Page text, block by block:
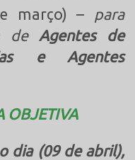
março) – para
de Agentes de
e Agentes
OBJETIVA
dia (09 de abril),